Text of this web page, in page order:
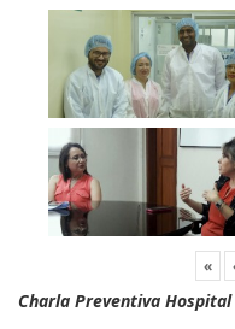
«
Charla Preventiva